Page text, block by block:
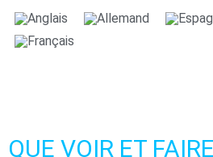
QUE VOIR ET
Nous nous soucions de
Nous utilisons des cookies
que pour vous proposer des